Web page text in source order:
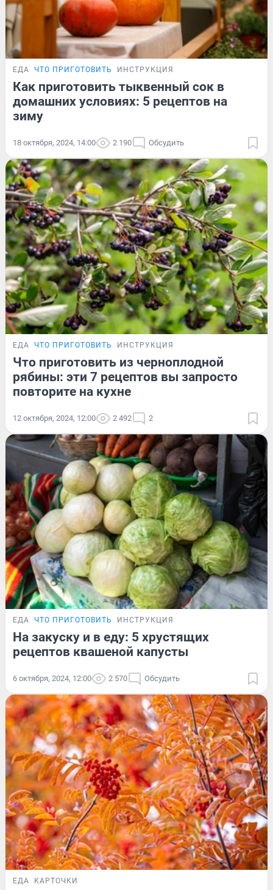
ЕДА ЧТО ПРИГОТОВИТЬ ИНСТРУКЦИЯ
Как приготовить тыквенный сок в
домашних условиях: 5 рецептов на
зиму
18 октября, 2024, 14:00 2 190 Обсудить
ЕДА ЧТО ПРИГОТОВИТЬ ИНСТРУКЦИЯ
Что приготовить из черноплодной
рябины: эти 7 рецептов вы запросто
повторите на кухне
12 октября, 2024, 12:00 2 492 2
ЕДА ЧТО ПРИГОТОВИТЬ ИНСТРУКЦИЯ
На закуску и в еду: 5 хрустящих
рецептов квашеной капусты
6 октября, 2024, 12:00 2 570 Обсудить
ЕДА КАРТОЧКИ